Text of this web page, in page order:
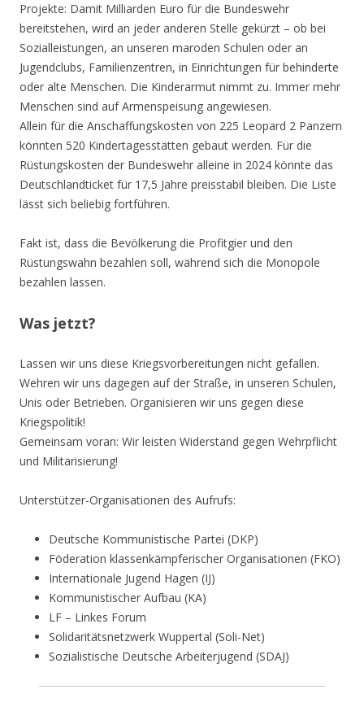
Projekte: Damit Milliarden Euro für die Bundeswehr
bereitstehen, wird an jeder anderen Stelle gekürzt – ob bei
Sozialleistungen, an unseren maroden Schulen oder an
Jugendclubs, Familienzentren, in Einrichtungen für behinderte
oder alte Menschen. Die Kinderarmut nimmt zu. Immer mehr
Menschen sind auf Armenspeisung angewiesen.
Allein für die Anschaffungskosten von 225 Leopard 2 Panzern
könnten 520 Kindertagesstätten gebaut werden. Für die
Rüstungskosten der Bundeswehr alleine in 2024 könnte das
Deutschlandticket für 17,5 Jahre preisstabil bleiben. Die Liste
lässt sich beliebig fortführen.
Fakt ist, dass die Bevölkerung die Profitgier und den
Rüstungswahn bezahlen soll, während sich die Monopole
bezahlen lassen.
Was jetzt?
Lassen wir uns diese Kriegsvorbereitungen nicht gefallen.
Wehren wir uns dagegen auf der Straße, in unseren Schulen,
Unis oder Betrieben. Organisieren wir uns gegen diese
Kriegspolitik!
Gemeinsam voran: Wir leisten Widerstand gegen Wehrpflicht
und Militarisierung!
Unterstützer-Organisationen des Aufrufs:
Deutsche Kommunistische Partei (DKP)
Föderation klassenkämpferischer Organisationen (FKO)
Internationale Jugend Hagen (IJ)
Kommunistischer Aufbau (KA)
LF – Linkes Forum
Solidaritätsnetzwerk Wuppertal (Soli-Net)
Sozialistische Deutsche Arbeiterjugend (SDAJ)